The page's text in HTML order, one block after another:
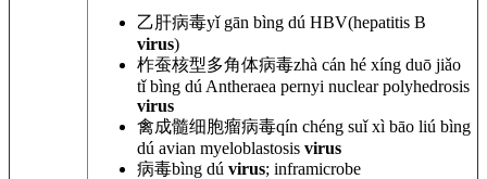
乙肝病毒yǐ gān bìng dú HBV(hepatitis B
virus)
柞蚕核型多角体病毒zhà cán hé xíng duō jiǎo
tǐ bìng dú Antheraea pernyi nuclearpolyhedrosis
virus
禽成髓细胞瘤病毒qín chéng suǐxì bāo liú bìng
dú avian myeloblastosis virus
病毒bìng dú virus; inframicrobe